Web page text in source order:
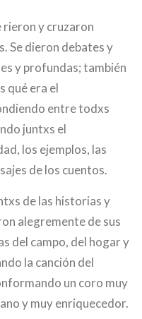
rieron y cruzaron
Se dieron debates y
y profundas; también
qué era el
entre todxs
juntxs el
los ejemplos, las
de los cuentos.
de las historias y
alegremente de sus
del campo, del hogar y
la canción del
un coro muy
y muy enriquecedor.